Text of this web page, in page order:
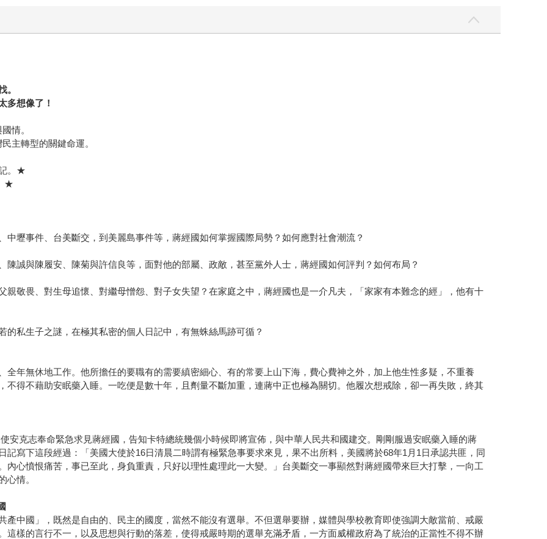
。
多想像了！
情。
主轉型的關鍵命運。
。★
★
壢事件、台美斷交，到美麗島事件等，蔣經國如何掌握國際局勢？如何應對社會潮流？
誠與陳履安、陳菊與許信良等，面對他的部屬、政敵，甚至黨外人士，蔣經國如何評判？如何布局？
親敬畏、對生母追懷、對繼母憎怨、對子女失望？在家庭之中，蔣經國也是一介凡夫，「家家有本難念的經」，他有十
私生子之謎，在極其私密的個人日記中，有無蛛絲馬跡可循？
全年無休地工作。他所擔任的要職有的需要縝密細心、有的常要上山下海，費心費神之外，加上他生性多疑，不重養
不得不藉助安眠藥入睡。一吃便是數十年，且劑量不斷加重，連蔣中正也極為關切。他履次想戒除，卻一再失敗，終其
安克志奉命緊急求見蔣經國，告知卡特總統幾個小時候即將宣佈，與中華人民共和國建交。剛剛服過安眠藥入睡的蔣
寫下這段經過：「美國大使於16日清晨二時謂有極緊急事要求來見，果不出所料，美國將於68年1月1日承認共匪，同
內心憤恨痛苦，事已至此，身負重責，只好以理性處理此一大變。」台美斷交一事顯然對蔣經國帶來巨大打擊，一向工
心情。
產中國」，既然是自由的、民主的國度，當然不能沒有選舉。不但選舉要辦，媒體與學校教育即使強調大敵當前、戒嚴
這樣的言行不一，以及思想與行動的落差，使得戒嚴時期的選舉充滿矛盾，一方面威權政府為了統治的正當性不得不辦